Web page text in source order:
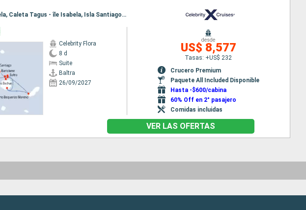
Itinerario : Baltra, Puerto Egas, Isla Rabida, Elizabeth Bay-Isla Isabela, Caleta Tagus - île Isabela, Isla Santiago, Bartolome, Las Bachas, Isla Daphne, Seymour Norte, Puerto Baquerizo Moreno, Punta Pitt, Puerto Isidro Ayora, Baltra
Celebrity Flora
8 d
Suite
Baltra
26/09/2027
desde
US$ 8,577
Tasas: +US$ 232
Crucero Premium
Paquete All Included Disponible
Hasta -$600/cabina
60% Off en 2° pasajero
Comidas incluidas
VER LAS OFERTAS